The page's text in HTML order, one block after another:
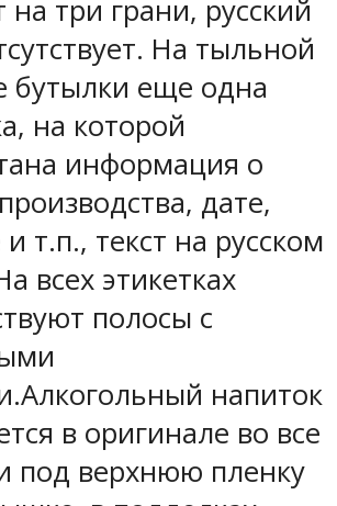
на три грани, русский
На тыльной
бутылки еще одна
на которой
информация о
дате,
и т.п., текст на русском
всех этикетках
полосы с
напиток
в оригинале во все
под верхнюю пленку